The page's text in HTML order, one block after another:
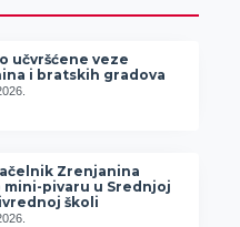
učvršćene veze
i bratskih gradova
Zrenjanina
pivaru u Srednjoj
školi